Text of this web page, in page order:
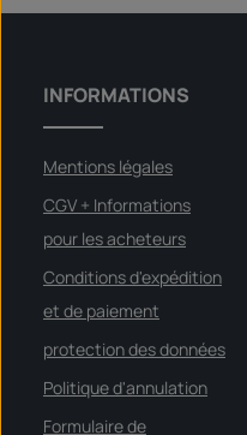
INFORMATIONS
Mentions légales
CGV + Informations
pour les acheteurs
Conditions d'expédition
et de paiement
protection des données
Politique d'annulation
Formulaire de